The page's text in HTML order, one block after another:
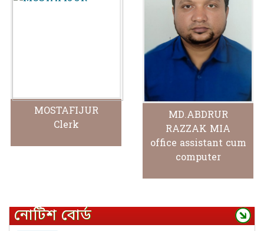
MOSTAFIJUR
Clerk
MD.ABDRUR
RAZZAK MIA
office assistant cum
computer
নোটিশ বোর্ড